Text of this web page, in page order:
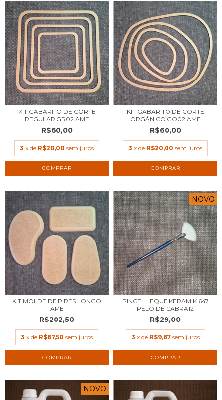
KIT GABARITO DE CORTE
REGULAR GR02 AME
R$60,00
3 x de R$20,00 sem juros
KIT GABARITO DE CORTE
ORGÂNICO GO02 AME
R$60,00
3 x de R$20,00 sem juros
KIT MOLDE DE PIRES LONGO
AME
R$202,50
3 x de R$67,50 sem juros
NOVO
PINCEL LEQUE KERAMIK 647
PELO DE CABRA12
R$29,00
3 x de R$9,67 sem juros
NOVO